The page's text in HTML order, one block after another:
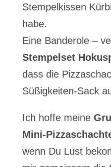
Stempelkissen
habe.
Eine Banderole –
Stempelset
dass die
Süßigkeiten-Sack
Ich hoffe meine
Mini-
wenn Du Lust